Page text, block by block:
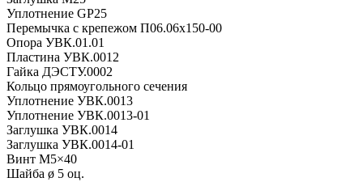
Уплотнение GP25
Перемычка с крепежом П06.06х150-00
Опора УВК.01.01
Пластина УВК.0012
Гайка ДЭСТУ.0002
Кольцо прямоугольного сечения
Уплотнение УВК.0013
Уплотнение УВК.0013-01
Заглушка УВК.0014
Заглушка УВК.0014-01
Винт М5×40
Шайба ø 5 оц.